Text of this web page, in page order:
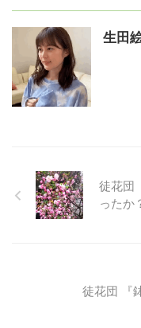
生田
徒花団
ったか
徒花団 『